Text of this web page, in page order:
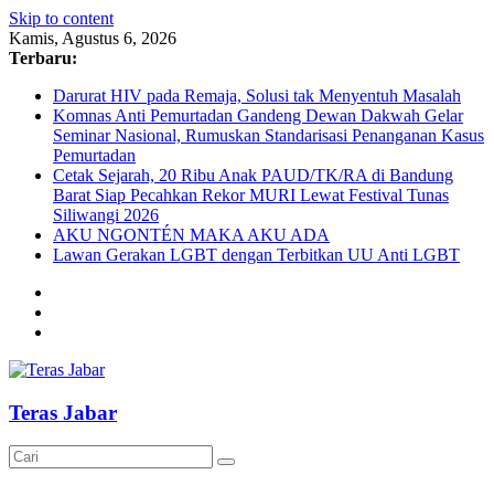
Skip to content
Kamis, Agustus 6, 2026
Terbaru:
Darurat HIV pada Remaja, Solusi tak Menyentuh Masalah
Komnas Anti Pemurtadan Gandeng Dewan Dakwah Gelar
Seminar Nasional, Rumuskan Standarisasi Penanganan Kasus
Pemurtadan
Cetak Sejarah, 20 Ribu Anak PAUD/TK/RA di Bandung
Barat Siap Pecahkan Rekor MURI Lewat Festival Tunas
Siliwangi 2026
AKU NGONTÉN MAKA AKU ADA
Lawan Gerakan LGBT dengan Terbitkan UU Anti LGBT
Teras Jabar